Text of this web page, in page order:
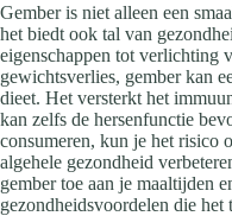
Gember is niet alleen een
het biedt ook tal van
eigenschappen tot verlichting
gewichtsverlies, gember kan
dieet. Het versterkt het
kan zelfs de hersenfunctie
consumeren, kun je het risico
algehele gezondheid
gember toe aan je maaltijden
gezondheidsvoordelen die het